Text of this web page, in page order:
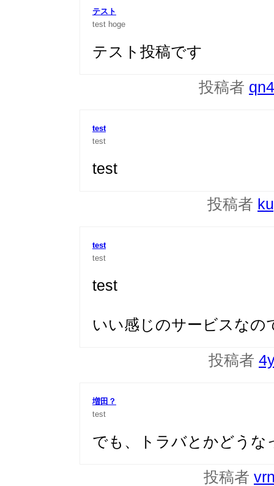
テスト
test hoge
テスト投稿です
投稿者
test
test
test
投稿者
test
test
test
いい感じのサービスなの
投稿者
増田？
test
でも、トラバとかどうな
投稿者